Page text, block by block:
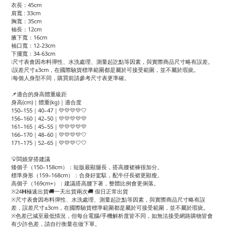
衣長：45cm
肩寬 : 33cm
胸寬：35cm
袖長：12cm
腋下寬：16cm
袖口寬：12-23cm
下擺寬：34-63cm
❕尺寸表會因布料彈性、水洗處理、測量起訖點等因素，與實際商品尺寸略有誤差。
❕誤差尺寸±3cm，在國際驗貨標準範圍都是屬於可接受範圍，並不屬於瑕疵。
❕每個人身型不同，購買前請參考尺寸表更準確。
📌適合的身高體重級距
身高(cm)｜體重(kg)｜適合度
150–155｜40–47｜💛💛💛💛🤍
156–160｜42–50｜💛💛💛💛💛
161–165｜45–55｜💛💛💛💛💛
166–170｜48–60｜💛💛💛💛🤍
171–175｜52–65｜💛💛💛🤍🤍
💡闆娘穿搭建議
矮個子（150–158cm）：短版最顯腿長，搭高腰裙褲很加分。
標準身形（159–168cm）：合身好駕馭，配牛仔長裙更顯瘦。
高個子（169cm+）：建議搭高腰下著，整體比例會更俐落。
※24𝗛極速出貨🚚一天出貨兩次🚚 假日正常出貨
※尺寸表會因布料彈性、水洗處理、測量起訖點等因素，與實際商品尺寸略有誤
差，誤差尺寸±3cm，在國際驗貨標準範圍都是屬於可接受範圍，並不屬於瑕疵。
※色差已減至最低情況，但每台電腦/手機解析度皆不同，如無法接受網路購物皆會
有少許色差，請自行衡量在做下單。